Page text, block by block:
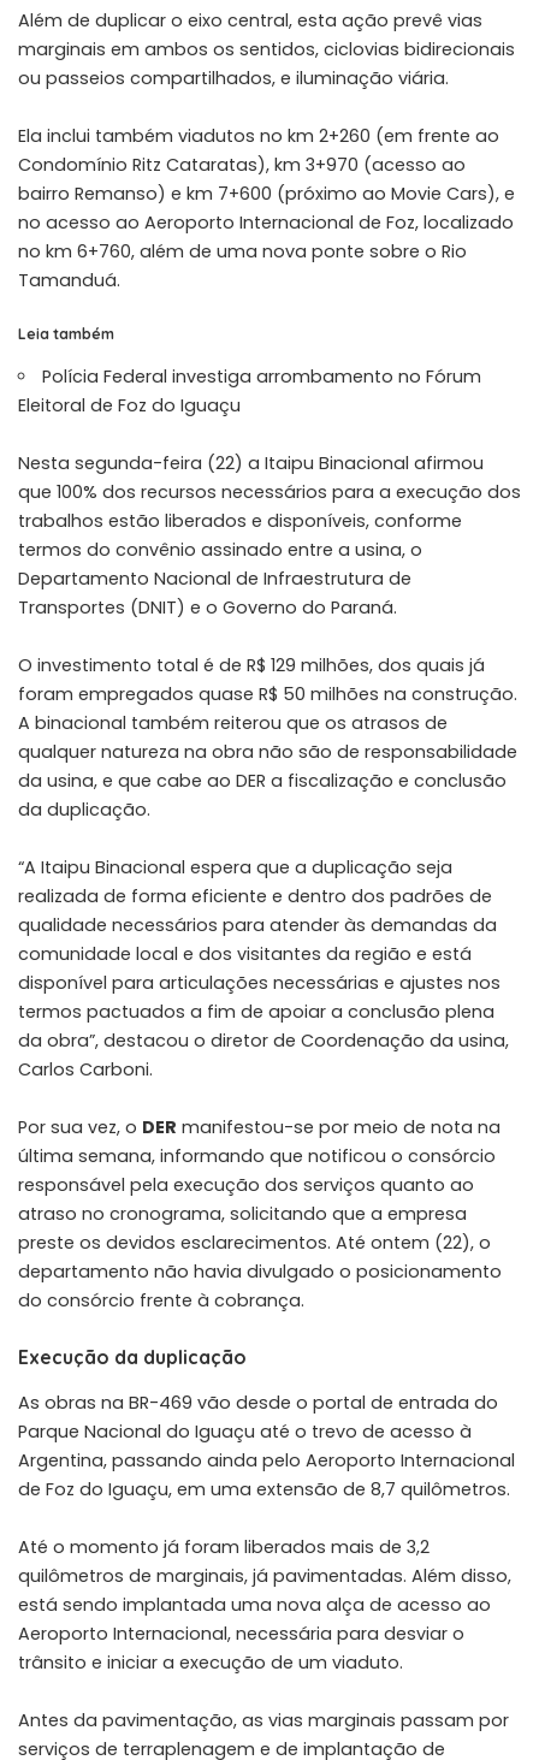
Além de duplicar o eixo central, esta ação prevê vias
marginais em ambos os sentidos, ciclovias bidirecionais
ou passeios compartilhados, e iluminação viária.
Ela inclui também viadutos no km 2+260 (em frente ao
Condomínio Ritz Cataratas), km 3+970 (acesso ao
bairro Remanso) e km 7+600 (próximo ao Movie Cars), e
no acesso ao Aeroporto Internacional de Foz, localizado
no km 6+760, além de uma nova ponte sobre o Rio
Tamanduá.
Leia também
Polícia Federal investiga arrombamento no Fórum
Eleitoral de Foz do Iguaçu
Nesta segunda-feira (22) a Itaipu Binacional afirmou
que 100% dos recursos necessários para a execução dos
trabalhos estão liberados e disponíveis, conforme
termos do convênio assinado entre a usina, o
Departamento Nacional de Infraestrutura de
Transportes (DNIT) e o Governo do Paraná.
O investimento total é de R$ 129 milhões, dos quais já
foram empregados quase R$ 50 milhões na construção.
A binacional também reiterou que os atrasos de
qualquer natureza na obra não são de responsabilidade
da usina, e que cabe ao DER a fiscalização e conclusão
da duplicação.
“A Itaipu Binacional espera que a duplicação seja
realizada de forma eficiente e dentro dos padrões de
qualidade necessários para atender às demandas da
comunidade local e dos visitantes da região e está
disponível para articulações necessárias e ajustes nos
termos pactuados a fim de apoiar a conclusão plena
da obra”, destacou o diretor de Coordenação da usina,
Carlos Carboni.
Por sua vez, o DER manifestou-se por meio de nota na
última semana, informando que notificou o consórcio
responsável pela execução dos serviços quanto ao
atraso no cronograma, solicitando que a empresa
preste os devidos esclarecimentos. Até ontem (22), o
departamento não havia divulgado o posicionamento
do consórcio frente à cobrança.
Execução da duplicação
As obras na BR-469 vão desde o portal de entrada do
Parque Nacional do Iguaçu até o trevo de acesso à
Argentina, passando ainda pelo Aeroporto Internacional
de Foz do Iguaçu, em uma extensão de 8,7 quilômetros.
Até o momento já foram liberados mais de 3,2
quilômetros de marginais, já pavimentadas. Além disso,
está sendo implantada uma nova alça de acesso ao
Aeroporto Internacional, necessária para desviar o
trânsito e iniciar a execução de um viaduto.
Antes da pavimentação, as vias marginais passam por
serviços de terraplenagem e de implantação de